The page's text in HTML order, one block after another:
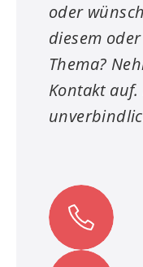
oder
diesem
Thema?
Kontakt auf.